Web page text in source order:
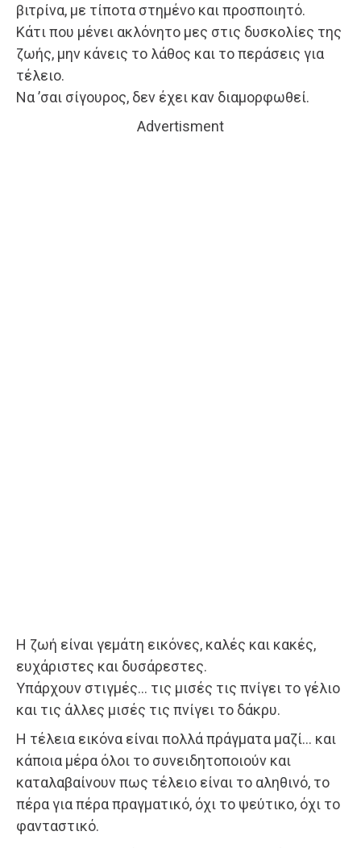
βιτρίνα, με τίποτα στημένο και προσποιητό.
Κάτι που μένει ακλόνητο μες στις δυσκολίες της
ζωής, μην κάνεις το λάθος και το περάσεις για
τέλειο.
Να ’σαι σίγουρος, δεν έχει καν διαμορφωθεί.
Advertisment
Η ζωή είναι γεμάτη εικόνες, καλές και κακές,
ευχάριστες και δυσάρεστες.
Υπάρχουν στιγμές… τις μισές τις πνίγει το γέλιο
και τις άλλες μισές τις πνίγει το δάκρυ.
Η τέλεια εικόνα είναι πολλά πράγματα μαζί… και
κάποια μέρα όλοι το συνειδητοποιούν και
καταλαβαίνουν πως τέλειο είναι το αληθινό, το
πέρα για πέρα πραγματικό, όχι το ψεύτικο, όχι το
φανταστικό.